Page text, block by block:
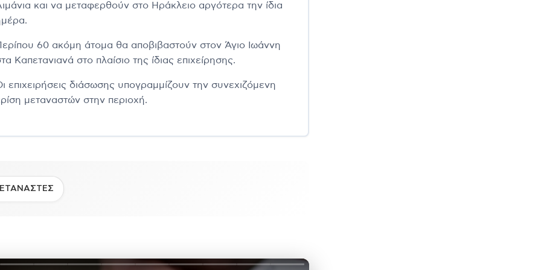
και να μεταφερθούν στο Ηράκλειο αργότερα την ίδια
60 ακόμη άτομα θα αποβιβαστούν στον Άγιο Ιωάννη
Καπετανιανά στο πλαίσιο της ίδιας επιχείρησης.
επιχειρήσεις διάσωσης υπογραμμίζουν την συνεχιζόμενη
μεταναστών στην περιοχή.